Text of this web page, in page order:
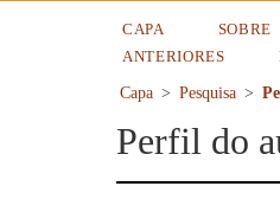
CAPA SOBRE
ANTERIORES
Capa > Pesquisa >
Perfil do